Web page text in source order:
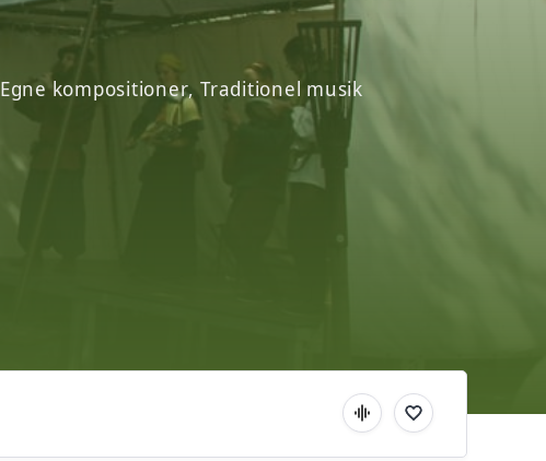
Egne kompositioner Traditionel musik